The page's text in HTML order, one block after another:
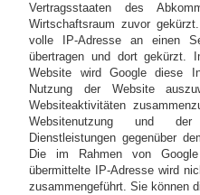
Vertragsstaaten des
Wirtschaftsraum zuvor
volle IP-Adresse an einen
übertragen und dort gekürzt.
Website wird Google diese
Nutzung der Website
Websiteaktivitäten
Websitenutzung und der
Dienstleistungen gegenüber
Die im Rahmen von
übermittelte IP-Adresse wird
zusammengeführt. Sie können